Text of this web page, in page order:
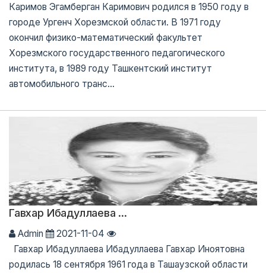
Каримов Эгамберган Каримович родился в 1950 году в
городе Ургенч Хорезмской области. В 1971 году
окончил физико-математический факультет
Хорезмского государственного педагогического
института, в 1989 году Ташкентский институт
автомобильного транс...
Гавхар Ибадуллаева ...
Admin
2021-11-04
Гавхар Ибадуллаева Ибадуллаева Гавхар Иноятовна
родилась 18 сентября 1961 года в Ташаузской области